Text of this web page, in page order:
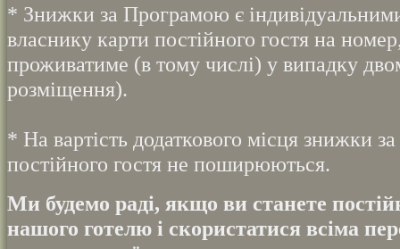
* Знижки за Програмою є
власнику карти постійного гостя на
проживатиме (в тому числі) у випадку
розміщення).
* На вартість додаткового місця знижки
постійного гостя не поширюються.
Ми будемо раді, якщо ви станете
нашого готелю і скористатися всіма